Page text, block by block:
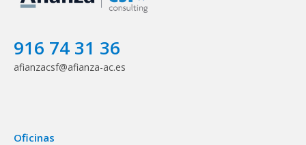
916 74 31 36
afianzacsf@afianza-ac.es
Oficinas